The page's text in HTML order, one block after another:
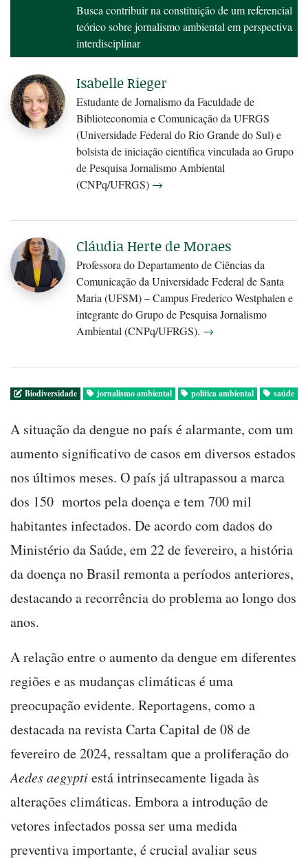
Busca contribuir na constituição de um referencial
teórico sobre jornalismo ambiental em perspectiva
interdisciplinar
Isabelle Rieger
Estudante de Jornalismo da Faculdade de
Biblioteconomia e Comunicação da UFRGS
(Universidade Federal do Rio Grande do Sul) e
bolsista de iniciação científica vinculada ao Grupo
de Pesquisa Jornalismo Ambiental
(CNPq/UFRGS) →
Cláudia Herte de Moraes
Professora do Departamento de Ciências da
Comunicação da Universidade Federal de Santa
Maria (UFSM) – Campus Frederico Westphalen e
integrante do Grupo de Pesquisa Jornalismo
Ambiental (CNPq/UFRGS). →
Biodiversidade jornalismo ambiental política ambiental saúde
A situação da dengue no país é alarmante, com um
aumento significativo de casos em diversos estados
nos últimos meses. O país já ultrapassou a marca
dos 150 mortos pela doença e tem 700 mil
habitantes infectados. De acordo com dados do
Ministério da Saúde, em 22 de fevereiro, a história
da doença no Brasil remonta a períodos anteriores,
destacando a recorrência do problema ao longo dos
anos.
A relação entre o aumento da dengue em diferentes
regiões e as mudanças climáticas é uma
preocupação evidente. Reportagens, como a
destacada na revista Carta Capital de 08 de
fevereiro de 2024, ressaltam que a proliferação do
Aedes aegyptiestá intrinsecamente ligada às
alterações climáticas. Embora a introdução de
vetores infectados possa ser uma medida
preventiva importante, é crucial avaliar seus